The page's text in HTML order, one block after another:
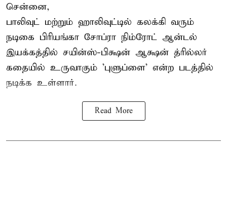
சென்னை,
பாலிவுட் மற்றும் ஹாலிவுட்டில் கலக்கி வரும்
நடிகை பிரியங்கா சோப்ரா நிம்ரோட் ஆன்டல்
இயக்கத்தில் சயின்ஸ்-பிக்ஷன் ஆக்ஷன் த்ரில்லர்
கதையில் உருவாகும் 'புளுப்ளை' என்ற படத்தில்
நடிக்க உள்ளார்.
Read More